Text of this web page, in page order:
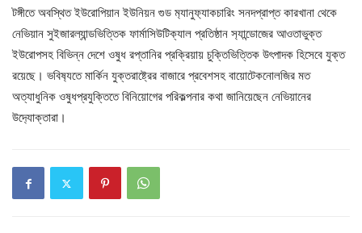
টঙ্গীতে অবস্থিত ইউরোপিয়ান ইউনিয়ন গুড ম‍্যানুফ‍্যাকচারিং সনদপ্রাপ্ত কারখানা থেকে
নেভিয়ান সুইজারল্যান্ডভিত্তিক ফার্মাসিউটিক্যাল প্রতিষ্ঠান স‍্যান্ডোজের আওতাভুক্ত
ইউরোপসহ বিভিন্ন দেশে ওষুধ রপ্তানির প্রক্রিয়ায় চুক্তিভিত্তিক উৎপাদক হিসেবে যুক্ত
রয়েছে। ভবিষ‍্যতে মার্কিন যুক্তরাষ্ট্রের বাজারে প্রবেশসহ বায়োটেকনোলজির মত
অত্যাধুনিক ওষুধপ্রযুক্তিতে বিনিয়োগের পরিকল্পনার কথা জানিয়েছেন নেভিয়ানের
উদ‍্যোক্তারা।